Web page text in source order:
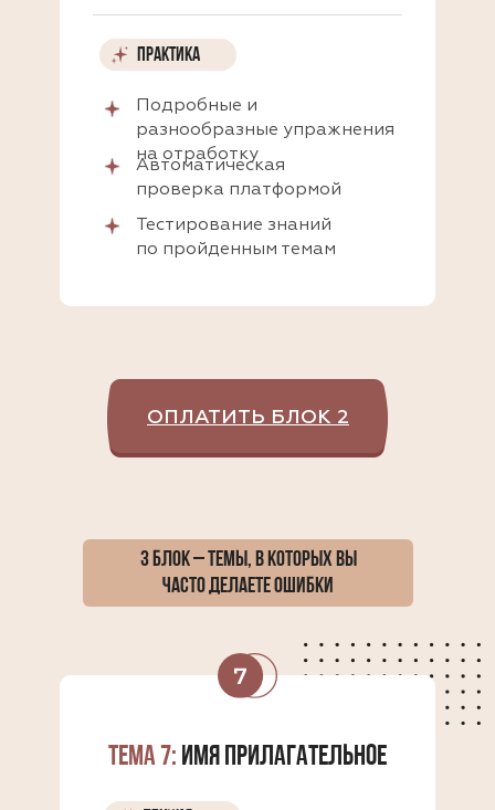
ПРАКТИКА
Тестирование знаний
по пройденным темам
Автоматическая
проверка платформой
Подробные и
разнообразные упражнения
на отработку
ОПЛАТИТЬ БЛОК 2
3 БЛОК – ТЕМЫ, В КОТОРЫХ ВЫ
ЧАСТО ДЕЛАЕТЕ ОШИБКИ
ТЕМА 7: ИМЯ ПРИЛАГАТЕЛЬНОЕ